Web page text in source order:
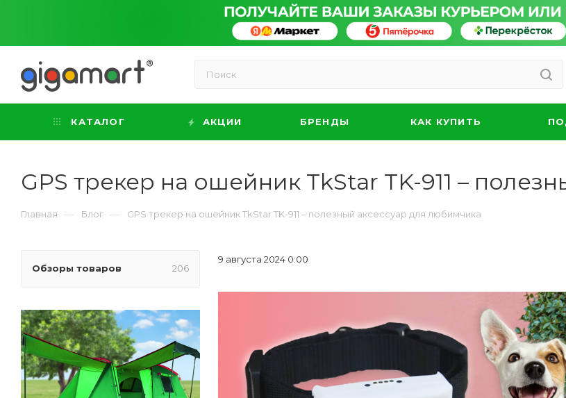
КАТАЛОГ АКЦИИ БРЕНДЫ КАК КУПИТЬ
GPS трекер на ошейник TkStar TK-911 –
Главная — Блог — GPS трекер на ошейник TkStar TK-911 – полезный аксессуар для любимчика
9 августа 2024 0:00
Обзоры товаров 206